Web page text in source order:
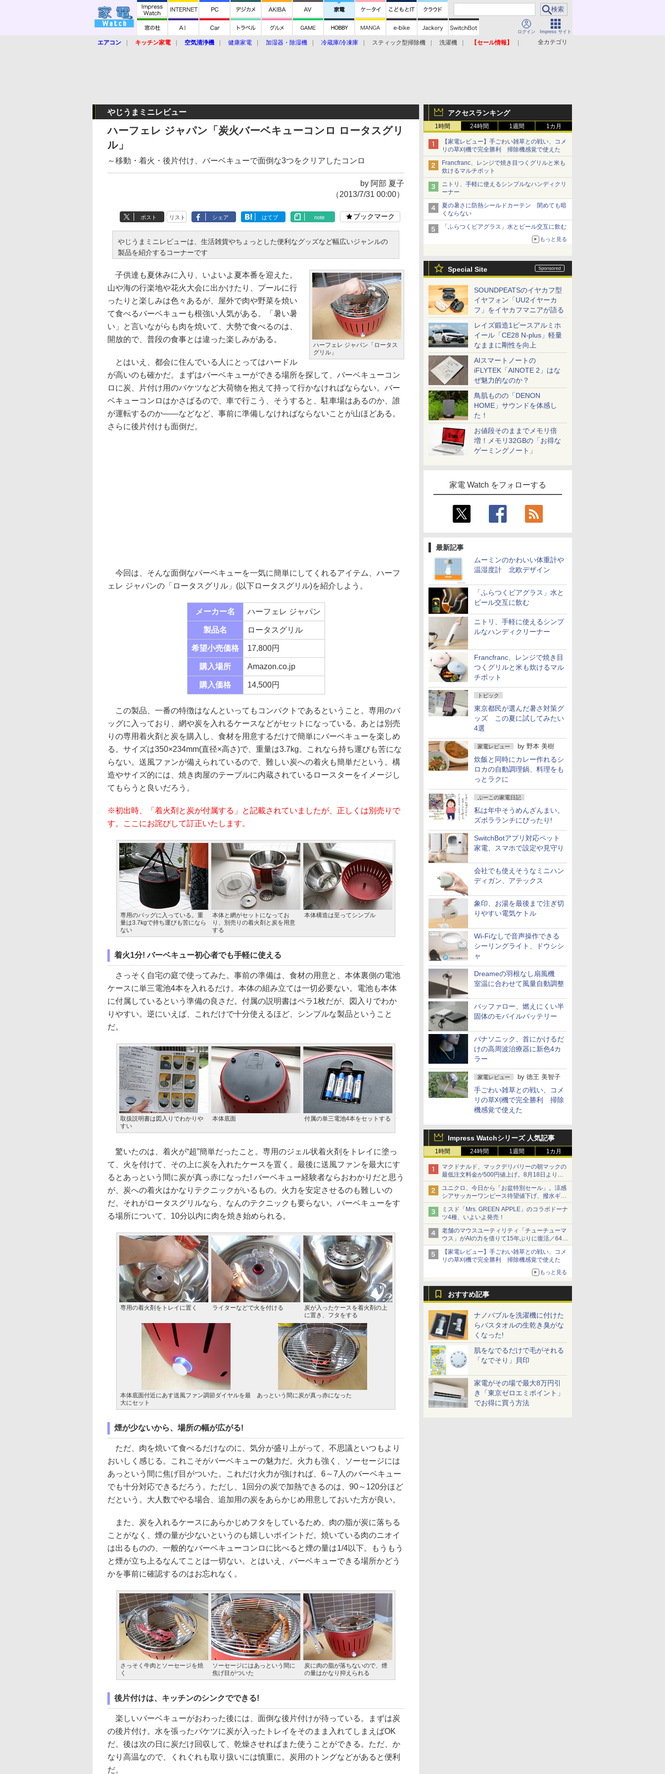
ログイン Impress サイト
全カテゴリ
エアコン キッチン家電 空気清浄機 健康家電 加湿器・除湿機 冷蔵庫/冷凍庫 スティック型掃除機 洗濯機
【セール情報】
アクセスランキング
1時間 24時間 1週間 1カ月
【家電レビュー】手ごわい雑草との戦い、コメ
リの草刈機で完全勝利 掃除機感覚で使えた
Francfranc、レンジで焼き目つくグリルと米も
炊けるマルチポット
ニトリ、手軽に使えるシンプルなハンディクリ
ーナー
夏の暑さに防熱シールドカーテン 閉めても暗
くならない
「ふらつくビアグラス」水とビール交互に飲む
もっと見る
Special Site
SOUNDPEATSのイヤカフ型
イヤフォン「UU2イヤーカ
フ」をイヤカフマニアが語る
レイズ鍛造1ピースアルミホ
イール「CE28 N-plus」軽量
なままに剛性を向上
AIスマートノートの
iFLYTEK「AINOTE 2」はな
ぜ魅力的なのか？
鳥肌ものの「DENON
HOME」サウンドを体感し
た！
お値段そのままでメモリ倍
増！メモリ32GBの「お得な
ゲーミングノート」
家電 Watch をフォローする
最新記事
ムーミンのかわいい体重計や
温湿度計 北欧デザイン
「ふらつくビアグラス」水と
ビール交互に飲む
ニトリ、手軽に使えるシンプ
ルなハンディクリーナー
Francfranc、レンジで焼き目
つくグリルと米も炊けるマル
チポット
トピック
東京都民が選んだ暑さ対策グ
ッズ この夏に試してみたい
4選
家電レビュー by 野本 美樹
炊飯と同時にカレー作れるシ
ロカの自動調理鍋、料理をも
っとラクに
ぷーこの家電日記
私は年中そうめんざんまい。
ズボラランチにぴったり!
SwitchBotアプリ対応ペット
家電、スマホで設定や見守り
会社でも使えそうなミニハン
ディガン、アテックス
象印、お湯を最後まで注ぎ切
りやすい電気ケトル
Wi-Fiなしで音声操作できる
シーリングライト、ドウシシ
ャ
Dreameの羽根なし扇風機
室温に合わせて風量自動調整
バッファロー、燃えにくい半
固体のモバイルバッテリー
パナソニック、首にかけるだ
けの高周波治療器に新色4カ
ラー
家電レビュー by 徳王 美智子
手ごわい雑草との戦い、コメ
リの草刈機で完全勝利 掃除
機感覚で使えた
Impress Watchシリーズ 人気記事
1時間 24時間 1週間 1カ月
マクドナルド、マックデリバリーの朝マックの
最低注文料金が500円値上げ。8月18日より
1,500円から受付
ユニクロ、今日から「お盆特別セール」。涼感
シアサッカーワンピース待望値下げ、撥水ギア
ショーツは1990円に
ミスド「Mrs. GREEN APPLE」のコラボドーナ
ツ4種、いよいよ発売！
老舗のマウスユーティリティ「チューチューマ
ウス」がAIの力を借りて15年ぶりに復活／64bit
化、Windows 10/11、「Chrome」も走り回
る。復活記念で2026年末まで500円
【家電レビュー】手ごわい雑草との戦い、コメ
リの草刈機で完全勝利 掃除機感覚で使えた
もっと見る
おすすめ記事
ナノバブルを洗濯機に付けた
らバスタオルの生乾き臭がな
くなった!
肌をなでるだけで毛がそれる
「なでそり」貝印
家電がその場で最大8万円引
き「東京ゼロエミポイント」
でお得に買う方法
やじうまミニレビュー
ハーフェレ ジャパン「炭火バーベキューコンロ ロータスグリ
ル」
～移動・着火・後片付け、バーベキューで面倒な3つをクリアしたコンロ
by 阿部 夏子
（2013/7/31 00:00）
ポスト リスト シェア はてブ note ブックマーク
やじうまミニレビューは、生活雑貨やちょっとした便利なグッズなど幅広いジャンルの
製品を紹介するコーナーです
ハーフェレ ジャパン「ロータス
グリル」
子供達も夏休みに入り、いよいよ夏本番を迎えた。
山や海の行楽地や花火大会に出かけたり、プールに行
ったりと楽しみは色々あるが、屋外で肉や野菜を焼い
て食べるバーベキューも根強い人気がある。「暑い暑
い」と言いながらも肉を焼いて、大勢で食べるのは、
開放的で、普段の食事とは違った楽しみがある。
とはいえ、都会に住んでいる人にとってはハードル
が高いのも確かだ。まずはバーベキューができる場所を探して、バーベキューコン
ロに炭、片付け用のバケツなど大荷物を抱えて持って行かなければならない。バー
ベキューコンロはかさばるので、車で行こう、そうすると、駐車場はあるのか、誰
が運転するのか――などなど、事前に準備しなければならないことが山ほどある。
さらに後片付けも面倒だ。
今回は、そんな面倒なバーベキューを一気に簡単にしてくれるアイテム、ハーフ
ェレ ジャパンの「ロータスグリル」(以下ロータスグリル)を紹介しよう。
メーカー名 ハーフェレ ジャパン
製品名 ロータスグリル
希望小売価格 17,800円
購入場所 Amazon.co.jp
購入価格 14,500円
この製品、一番の特徴はなんといってもコンパクトであるということ。専用のバ
ッグに入っており、網や炭を入れるケースなどがセットになっている。あとは別売
りの専用着火剤と炭を購入し、食材を用意するだけで簡単にバーベキューを楽しめ
る。サイズは350×234mm(直径×高さ)で、重量は3.7kg。これなら持ち運びも苦にな
らない。送風ファンが備えられているので、難しい炭への着火も簡単だという。構
造やサイズ的には、焼き肉屋のテーブルに内蔵されているロースターをイメージし
てもらうと良いだろう。
※初出時、「着火剤と炭が付属する」と記載されていましたが、正しくは別売りで
す。ここにお詫びして訂正いたします。
専用のバッグに入っている。重
量は3.7kgで持ち運びも苦になら
ない
本体と網がセットになってお
り、別売りの着火剤と炭を用意
する
本体構造は至ってシンプル
着火1分! バーベキュー初心者でも手軽に使える
さっそく自宅の庭で使ってみた。事前の準備は、食材の用意と、本体裏側の電池
ケースに単三電池4本を入れるだけ。本体の組み立ては一切必要ない。電池も本体
に付属しているという準備の良さだ。付属の説明書はペラ1枚だが、図入りでわか
りやすい。逆にいえば、これだけで十分使えるほど、シンプルな製品ということ
だ。
取扱説明書は図入りでわかりや
すい
本体底面 付属の単三電池4本をセットする
驚いたのは、着火が“超”簡単だったこと。専用のジェル状着火剤をトレイに塗っ
て、火を付けて、その上に炭を入れたケースを置く。最後に送風ファンを最大にす
るとあっという間に炭が真っ赤になった! バーベキュー経験者ならおわかりだと思う
が、炭への着火はかなりテクニックがいるもの。火力を安定させるのも難しいの
だ。それがロータスグリルなら、なんのテクニックも要らない。バーベキューをす
る場所について、10分以内に肉を焼き始められる。
専用の着火剤をトレイに置く ライターなどで火を付ける
炭が入ったケースを着火剤の上
に置き、フタをする
本体底面付近にあす送風ファン調節ダイヤルを最
大にセット
あっという間に炭が真っ赤になった
煙が少ないから、場所の幅が広がる!
ただ、肉を焼いて食べるだけなのに、気分が盛り上がって、不思議といつもより
おいしく感じる。これこそがバーベキューの魅力だ。火力も強く、ソーセージには
あっという間に焦げ目がついた。これだけ火力が強ければ、6～7人のバーベキュー
でも十分対応できるだろう。ただし、1回分の炭で加熱できるのは、90～120分ほど
だという。大人数でやる場合、追加用の炭をあらかじめ用意しておいた方が良い。
また、炭を入れるケースにあらかじめフタをしているため、肉の脂が炭に落ちる
ことがなく、煙の量が少ないというのも嬉しいポイントだ。焼いている肉のニオイ
は出るものの、一般的なバーベキューコンロに比べると煙の量は1/4以下。もうもう
と煙が立ち上るなんてことは一切ない。とはいえ、バーベキューできる場所かどう
かを事前に確認するのはお忘れなく。
さっそく牛肉とソーセージを焼
く
ソーセージにはあっという間に
焦げ目がついた
炭に肉の脂が落ちないので、煙
の量はかなり抑えられる
後片付けは、キッチンのシンクでできる!
楽しいバーベキューがおわった後には、面倒な後片付けが待っている。まずは炭
の後片付け。水を張ったバケツに炭が入ったトレイをそのまま入れてしまえばOK
だ。後は次の日に炭だけ回収して、乾燥させればまた使うことができる。ただ、か
なり高温なので、くれぐれも取り扱いには慎重に。炭用のトングなどがあると便利
だ。